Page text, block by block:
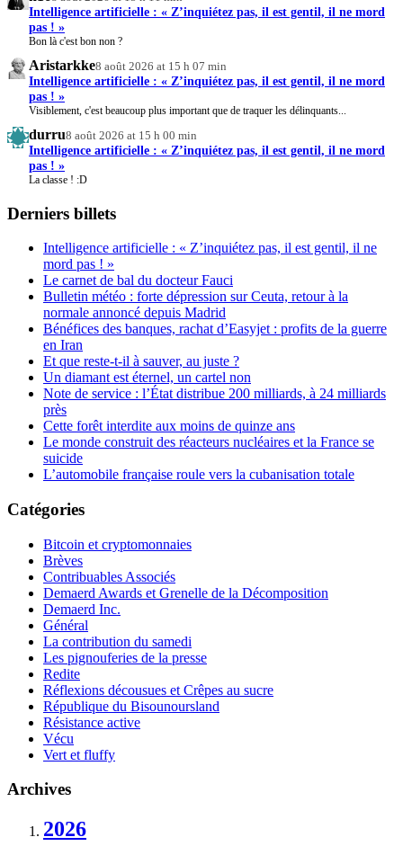
Intelligence artificielle : « Z’inquiétez pas, il est gentil, il ne mord
pas ! »
Bon là c'est bon non ?
Aristarkke8 août 2026 at 15 h 07 min
Intelligence artificielle : « Z’inquiétez pas, il est gentil, il ne mord
pas ! »
Visiblement, c'est beaucoup plus important que de traquer les délinquants...
durru8 août 2026 at 15 h 00 min
Intelligence artificielle : « Z’inquiétez pas, il est gentil, il ne mord
pas ! »
La classe ! :D
Derniers billets
Intelligence artificielle : « Z’inquiétez pas, il est gentil, il ne
mord pas ! »
Le carnet de bal du docteur Fauci
Bulletin météo : forte dépression sur Ceuta, retour à la
normale annoncé depuis Madrid
Bénéfices des banques, rachat d’Easyjet : profits de la guerre
en Iran
Et que reste-t-il à sauver, au juste ?
Un diamant est éternel, un cartel non
Note de service : l’État distribue 200 milliards, à 24 milliards
près
Cette forêt interdite aux moins de quinze ans
Le monde construit des réacteurs nucléaires et la France se
suicide
L’automobile française roule vers la cubanisation totale
Catégories
Bitcoin et cryptomonnaies
Brèves
Contribuables Associés
Demaerd Awards et Grenelle de la Décomposition
Demaerd Inc.
Général
La contribution du samedi
Les pignouferies de la presse
Redite
Réflexions décousues et Crêpes au sucre
République du Bisounoursland
Résistance active
Vécu
Vert et fluffy
Archives
2026